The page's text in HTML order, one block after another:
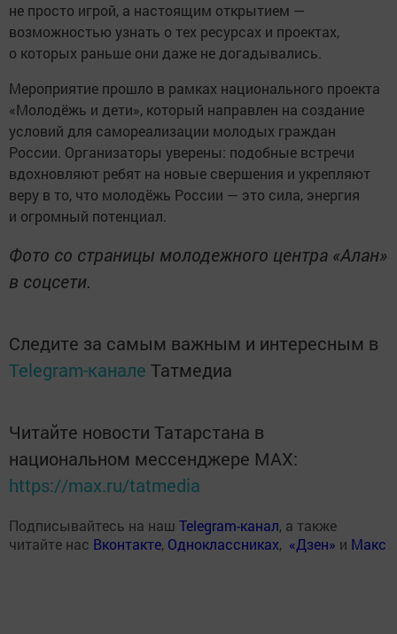
не просто игрой, а настоящим открытием —
возможностью узнать о тех ресурсах и проектах,
о которых раньше они даже не догадывались.
Мероприятие прошло в рамках национального проекта
«Молодёжь и дети», который направлен на создание
условий для самореализации молодых граждан
России. Организаторы уверены: подобные встречи
вдохновляют ребят на новые свершения и укрепляют
веру в то, что молодёжь России — это сила, энергия
и огромный потенциал.
Фото со страницы молодежного центра «Алан»
в соцсети.
Следите за самым важным и интересным в
Telegram-канале Татмедиа
Читайте новости Татарстана в
национальном мессенджере MАХ:
https://max.ru/tatmedia
Подписывайтесь на наш Telegram-канал, а также
читайте нас Вконтакте, Одноклассниках, «Дзен» и Макс